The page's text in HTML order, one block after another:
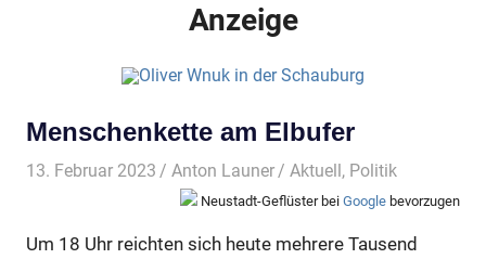
Anzeige
Menschenkette am Elbufer
13. Februar 2023 Anton Launer Aktuell, Politik
Neustadt-Geflüster bei Google bevorzugen
Um 18 Uhr reichten sich heute mehrere Tausend